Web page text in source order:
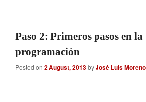
Paso 2: Primeros pasos en la
programación
Posted on 2 August, 2013byJosé Luis Moreno